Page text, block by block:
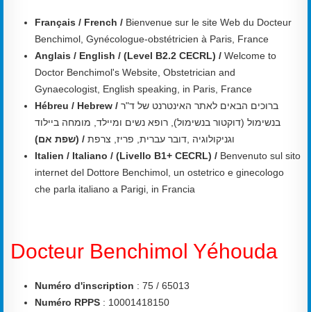
Français / French / Bienvenue sur le site Web du Docteur
Benchimol, Gynécologue-obstétricien à Paris, France
Anglais / English / (Level B2.2 CECRL) / Welcome to
Doctor Benchimol's Website, Obstetrician and
Gynaecologist, English speaking, in Paris, France
Hébreu / Hebrew / ברוכים הבאים לאתר האינטרנט של ד"ר
בנשימול (דוקטור בנשימול), רופא נשים ומיילד, מומחה ביילוד
וגניקולוגיה ,דובר עברית, פריז, צרפת / (שפת אם)
Italien / Italiano / (Livello B1+ CECRL) / Benvenuto sul sito
internet del Dottore Benchimol, un ostetrico e ginecologo
che parla italiano a Parigi, in Francia
Docteur Benchimol Yéhouda
Numéro d'inscription : 75 / 65013
Numéro RPPS : 10001418150